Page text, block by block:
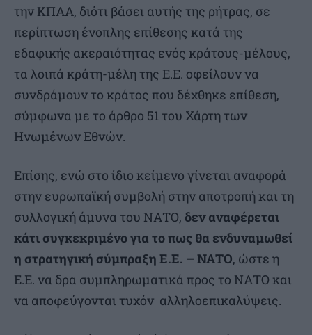
την ΚΠΑΑ, διότι βάσει αυτής της ρήτρας, σε
περίπτωση ένοπλης επίθεσης κατά της
εδαφικής ακεραιότητας ενός κράτους-μέλους,
τα λοιπά κράτη-μέλη της Ε.Ε. οφείλουν να
συνδράμουν το κράτος που δέχθηκε επίθεση,
σύμφωνα με το άρθρο 51 του Χάρτη των
Ηνωμένων Εθνών.
Επίσης, ενώ στο ίδιο κείμενο γίνεται αναφορά
στην ευρωπαϊκή συμβολή στην αποτροπή και τη
συλλογική άμυνα του ΝΑΤΟ, δεν αναφέρεται
κάτι συγκεκριμένο για το πως θα ενδυναμωθεί
η στρατηγική σύμπραξη Ε.Ε. – ΝΑΤΟ, ώστε η
Ε.Ε. να δρα συμπληρωματικά προς το ΝΑΤΟ και
να αποφεύγονται τυχόν αλληλοεπικαλύψεις.